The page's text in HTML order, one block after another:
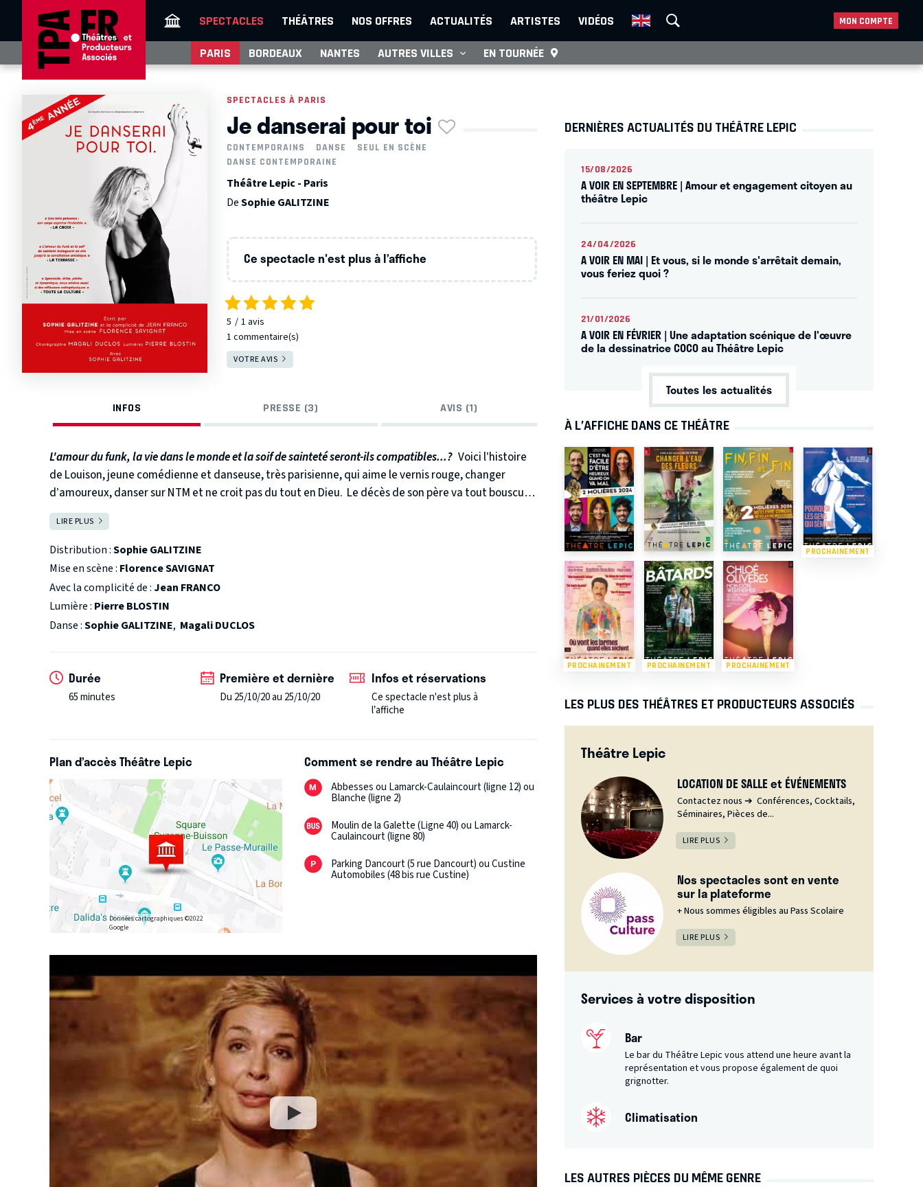
SPECTACLES THÉÂTRES NOS OFFRES ACTUALITÉS ARTISTES VIDÉOS MON COMPTE
PARIS BORDEAUX NANTES AUTRES VILLES EN TOURNÉE
SPECTACLES À PARIS
Je danserai pour toi
CONTEMPORAINS DANSE
SEUL EN SCÈNE
DANSE CONTEMPORAINE
Théâtre Lepic - Paris
DeSophie GALITZINE
Ce spectacle n'est plus à l’affiche
5 1 avis
1 commentaire(s)
VOTRE AVIS
INFOS PRESSE (3) AVIS (1)
L'amour du funk, la vie dans le monde et la soif de sainteté seront-ils compatibles...? Voici l’histoire
de Louison, jeune comédienne et danseuse, très parisienne, qui aime le vernis rouge, changer
d’amoureux, danser sur NTM et ne croit pas du tout en Dieu. Le décès de son père va tout bousculer
et la pousser vers une quête de sens radicale.
C’est l’histoire de son parcours ardent qui la mènera vers plusieurs spiritualités,
avant de trouver le Christ de façon inattendue.
LIRE PLUS
Distribution :Sophie GALITZINE
Mise en scène : Florence SAVIGNAT
Avec la complicité de :Jean FRANCO
Lumière : Pierre BLOSTIN
Danse :Sophie GALITZINE, Magali DUCLOS
Durée
65 minutes
Première et dernière
Du 25/10/20 au 25/10/20
Infos et réservations
Ce spectacle n'est plus à
l’affiche
Plan d’accès Théâtre Lepic
Données cartographiques ©2022
Google
Comment se rendre au Théâtre Lepic
Abbesses ou Lamarck-Caulaincourt (ligne 12) ou
Blanche (ligne 2)
Moulin de la Galette (Ligne 40) ou Lamarck-
Caulaincourt (ligne 80)
Parking Dancourt (5 rue Dancourt) ou Custine
Automobiles (48 bis rue Custine)
DERNIÈRES ACTUALITÉS DU THÉÂTRE LEPIC
15/08/2026
A VOIR EN SEPTEMBRE | Amour et engagement citoyen au
théâtre Lepic
24/04/2026
A VOIR EN MAI | Et vous, si le monde s'arrêtait demain,
vous feriez quoi ?
21/01/2026
A VOIR EN FÉVRIER | Une adaptation scénique de l'œuvre
de la dessinatrice COCO au Théâtre Lepic
Toutes les actualités
À L’AFFICHE DANS CE THÉÂTRE
PROCHAINEMENT
PROCHAINEMENT PROCHAINEMENT PROCHAINEMENT
LES PLUS DES THÉÂTRES ET PRODUCTEURS ASSOCIÉS
Théâtre Lepic
LOCATION DE SALLE et ÉVÉNEMENTS
Contactez nous ➔ Conférences, Cocktails,
Séminaires, Pièces de...
LIRE PLUS
Nos spectacles sont en vente
sur la plateforme
+ Nous sommes éligibles au Pass Scolaire
LIRE PLUS
Services à votre disposition
Bar
Le bar du Théâtre Lepic vous attend une heure avant la
représentation et vous propose également de quoi
grignotter.
Climatisation
LES AUTRES PIÈCES DU MÊME GENRE